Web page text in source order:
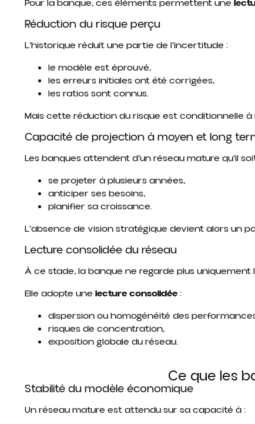
Pour la banque, ces éléments permettent une
Réduction du risque perçu
L’historique réduit une partie de l’incertitude :
le modèle est éprouvé,
les erreurs initiales ont été corrigées,
les ratios sont connus.
Mais cette réduction du risque est conditionnelle à
Capacité de projection à moyen et long
Les banques attendent d’un réseau mature qu’il
se projeter à plusieurs années,
anticiper ses besoins,
planifier sa croissance.
L’absence de vision stratégique devient alors un
Lecture consolidée du réseau
À ce stade, la banque ne regarde plus uniquement
Elle adopte une lecture consolidée:
dispersion ou homogénéité des
risques de concentration,
exposition globale du réseau.
Ce que les
Stabilité du modèle économique
Un réseau mature est attendu sur sa capacité à :